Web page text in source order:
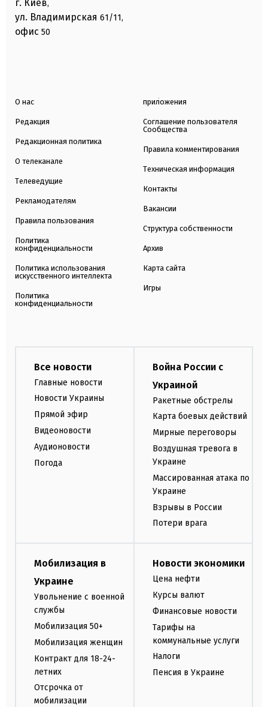
г. Киев,
ул. Владимирская 61/11,
офис 50
О нас
Редакция
Редакционная политика
О телеканале
Телеведущие
Рекламодателям
Правила пользования
Политика
конфиденциальности
Политика использования
искусственного интеллекта
Политика
конфиденциальности
приложения
Соглашение пользователя
Сообщества
Правила комментирования
Техническая информация
Контакты
Вакансии
Структура собственности
Архив
Карта сайта
Игры
Все новости
Главные новости
Новости Украины
Прямой эфир
Видеоновости
Аудионовости
Погода
Война России с
Украиной
Ракетные обстрелы
Карта боевых действий
Мирные переговоры
Воздушная тревога в
Украине
Массированная атака по
Украине
Взрывы в России
Потери врага
Мобилизация в
Украине
Увольнение с военной
службы
Мобилизация 50+
Мобилизация женщин
Контракт для 18-24-
летних
Отсрочка от
мобилизации
Новости экономики
Цена нефти
Курсы валют
Финансовые новости
Тарифы на
коммунальные услуги
Налоги
Пенсия в Украине